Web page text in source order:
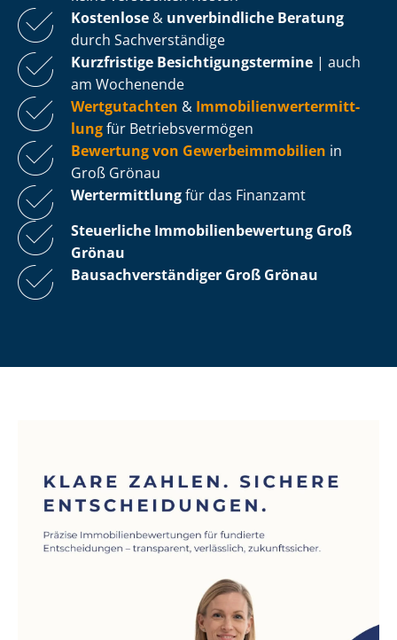
Kostenlose & unverbindliche Beratung
durch Sachverständige
Kurzfristige Be­sich­ti­gungs­ter­mi­ne | auch
am Wochenende
Wertgutachten & Im­mo­bi­li­en­wert­ermitt­
lungfür Be­triebs­ver­mö­gen
Bewertung von Ge­wer­be­im­mo­bi­li­en in
Groß Grönau
Wertermittlungfür das Finanzamt
Steuerliche Im­mo­bi­li­en­be­wer­tung Groß
Grönau
Bau­sach­ver­stän­di­ger Groß Grönau